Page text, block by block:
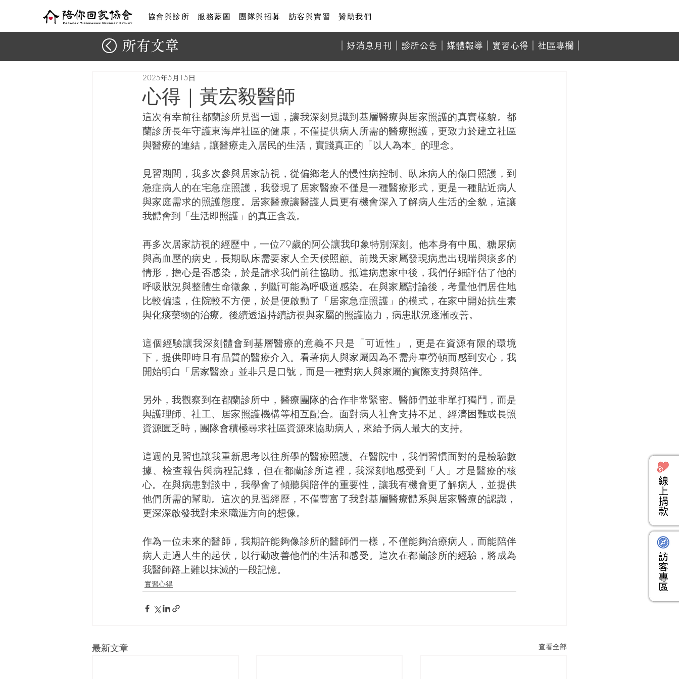
協會與診所 服務藍圖 團隊與招募 訪客與實習 贊助我們
所有文章 好消息月刊 ｜診所公告 媒體報導 實習心得 社區專欄
心得｜黃宏毅醫師
2025年5月15日
這次有幸前往都蘭診所見習一週，讓我深刻見識到基層醫療與居家照護的真實樣貌。都
蘭診所長年守護東海岸社區的健康，不僅提供病人所需的醫療照護，更致力於建立社區
與醫療的連結，讓醫療走入居民的生活，實踐真正的「以人為本」的理念。
見習期間，我多次參與居家訪視，從偏鄉老人的慢性病控制、臥床病人的傷口照護，到
急症病人的在宅急症照護，我發現了居家醫療不僅是一種醫療形式，更是一種貼近病人
與家庭需求的照護態度。居家醫療讓醫護人員更有機會深入了解病人生活的全貌，這讓
我體會到「生活即照護」的真正含義。
再多次居家訪視的經歷中，一位79歲的阿公讓我印象特別深刻。他本身有中風、糖尿病
與高血壓的病史，長期臥床需要家人全天候照顧。前幾天家屬發現病患出現喘與痰多的
情形，擔心是否感染，於是請求我們前往協助。抵達病患家中後，我們仔細評估了他的
呼吸狀況與整體生命徵象，判斷可能為呼吸道感染。在與家屬討論後，考量他們居住地
比較偏遠，住院較不方便，於是便啟動了「居家急症照護」的模式，在家中開始抗生素
與化痰藥物的治療。後續透過持續訪視與家屬的照護協力，病患狀況逐漸改善。
這個經驗讓我深刻體會到基層醫療的意義不只是「可近性」，更是在資源有限的環境
下，提供即時且有品質的醫療介入。看著病人與家屬因為不需舟車勞頓而感到安心，我
開始明白「居家醫療」並非只是口號，而是一種對病人與家屬的實際支持與陪伴。
另外，我觀察到在都蘭診所中，醫療團隊的合作非常緊密。醫師們並非單打獨鬥，而是
與護理師、社工、居家照護機構等相互配合。面對病人社會支持不足、經濟困難或長照
資源匱乏時，團隊會積極尋求社區資源來協助病人，來給予病人最大的支持。
這週的見習也讓我重新思考以往所學的醫療照護。在醫院中，我們習慣面對的是檢驗數
據、檢查報告與病程記錄，但在都蘭診所這裡，我深刻地感受到「人」才是醫療的核
心。在與病患對談中，我學會了傾聽與陪伴的重要性，讓我有機會更了解病人，並提供
他們所需的幫助。這次的見習經歷，不僅豐富了我對基層醫療體系與居家醫療的認識，
更深深啟發我對未來職涯方向的想像。
作為一位未來的醫師，我期許能夠像診所的醫師們一樣，不僅能夠治療病人，而能陪伴
病人走過人生的起伏，以行動改善他們的生活和感受。這次在都蘭診所的經驗，將成為
我醫師路上難以抹滅的一段記憶。
實習心得
最新文章 查看全部